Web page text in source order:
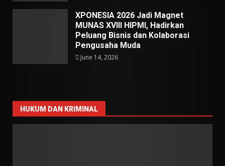
XPONESIA 2026 Jadi Magnet
MUNAS XVIII HIPMI, Hadirkan
Peluang Bisnis dan Kolaborasi
Pengusaha Muda
June 14, 2026
HUKUM DAN KRIMINAL